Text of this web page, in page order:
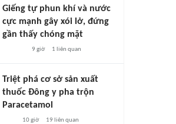
Giếng tự phun khí và nước
cực mạnh gây xói lở, đứng
gần thấy chóng mặt
9 giờ 1 liên quan
Triệt phá cơ sở sản xuất
thuốc Đông y pha trộn
Paracetamol
10 giờ 19 liên quan